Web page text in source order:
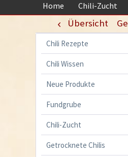
Home Chili-Zucht
Übersicht
Chili Rezepte
Chili Wissen
Neue Produkte
Fundgrube
Chili-Zucht
Getrocknete Chilis